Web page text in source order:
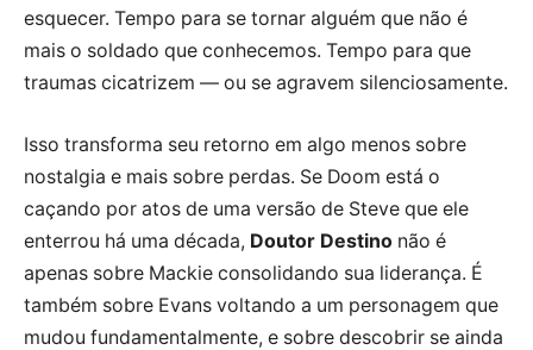
esquecer. Tempo para se tornar alguém que não é
mais o soldado que conhecemos. Tempo para que
traumas cicatrizem — ou se agravem silenciosamente.
Isso transforma seu retorno em algo menos sobre
nostalgia e mais sobre perdas. Se Doom está o
caçando por atos de uma versão de Steve que ele
enterrou há uma década, Doutor Destino não é
apenas sobre Mackie consolidando sua liderança. É
também sobre Evans voltando a um personagem que
mudou fundamentalmente, e sobre descobrir se ainda